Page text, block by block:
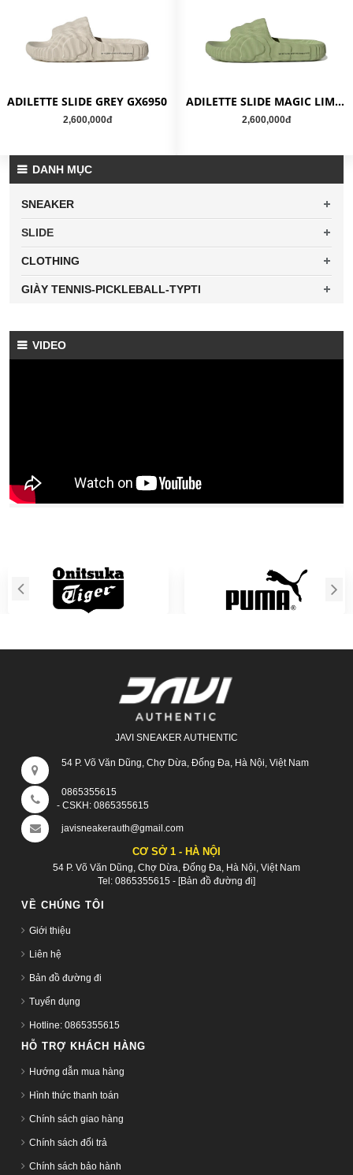
ADILETTE SLIDE GREY GX6950
2,600,000đ
ADILETTE SLIDE MAGIC LIME GX6946
2,600,000đ
DANH MỤC
SNEAKER
SLIDE
CLOTHING
GIÀY TENNIS-PICKLEBALL-TYPTI
VIDEO
JAVI SNEAKER AUTHENTIC
54 P. Võ Văn Dũng, Chợ Dừa, Đống Đa, Hà Nội, Việt Nam
0865355615
- CSKH: 0865355615
javisneakerauth@gmail.com
CƠ SỞ 1 - HÀ NỘI
54 P. Võ Văn Dũng, Chợ Dừa, Đống Đa, Hà Nội, Việt Nam
Tel: 0865355615 - [Bản đồ đường đi]
VỀ CHÚNG TÔI
Giới thiệu
Liên hệ
Bản đồ đường đi
Tuyển dụng
Hotline: 0865355615
HỖ TRỢ KHÁCH HÀNG
Hướng dẫn mua hàng
Hình thức thanh toán
Chính sách giao hàng
Chính sách đổi trả
Chính sách bảo hành